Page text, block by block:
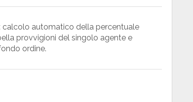
calcolo automatico della percentuale
provvigioni del singolo agente e
ordine.